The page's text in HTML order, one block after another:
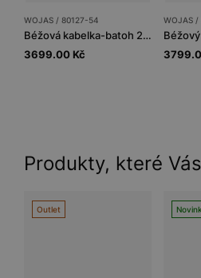
WOJAS / 80127-54
Béžová kabelka-batoh 2v1 z lícové kůže
3699.00 Kč
WOJAS
Produkty, které
Outlet